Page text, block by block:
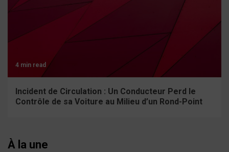
4 min read
Incident de Circulation : Un Conducteur Perd le
Contrôle de sa Voiture au Milieu d’un Rond-Point
À la une